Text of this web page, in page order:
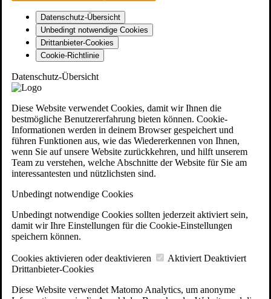
Datenschutz-Übersicht
Unbedingt notwendige Cookies
Drittanbieter-Cookies
Cookie-Richtlinie
Datenschutz-Übersicht
Diese Website verwendet Cookies, damit wir Ihnen die
bestmögliche Benutzererfahrung bieten können. Cookie-
Informationen werden in deinem Browser gespeichert und
führen Funktionen aus, wie das Wiedererkennen von Ihnen,
wenn Sie auf unsere Website zurückkehren, und hilft unserem
Team zu verstehen, welche Abschnitte der Website für Sie am
interessantesten und nützlichsten sind.
Unbedingt notwendige Cookies
Unbedingt notwendige Cookies sollten jederzeit aktiviert sein,
damit wir Ihre Einstellungen für die Cookie-Einstellungen
speichern können.
Cookies aktivieren oder deaktivieren Aktiviert Deaktiviert
Drittanbieter-Cookies
Diese Website verwendet Matomo Analytics, um anonyme